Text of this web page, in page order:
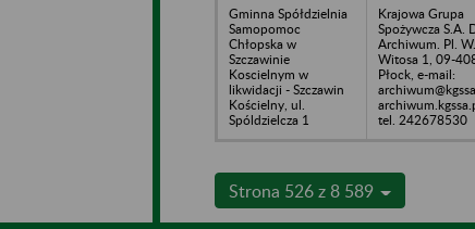
Gminna Spółdzielnia
Samopomoc
Chłopska w
Szczawinie
Koscielnym w
likwidacji - Szczawin
Kościelny, ul.
Spóldzielcza 1
Krajowa Grupa
Spożywcza S.A.
Archiwum. Pl. W.
Witosa 1, 09-
Płock, e-mail:
tel. 242678530
Strona 526 z 8 589